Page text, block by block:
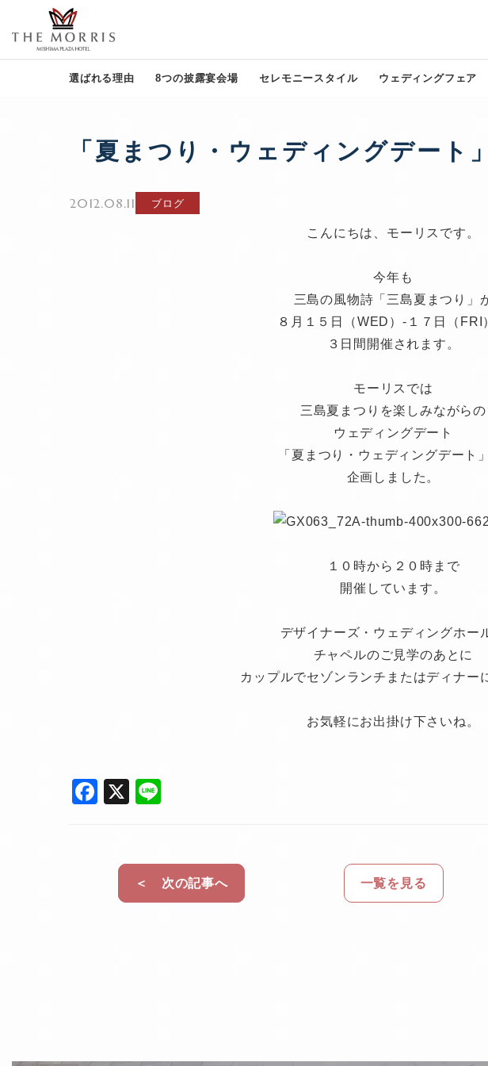
選ばれる理由 8つの披露宴会場 セレモニースタイル ウェディングフェア
「夏まつり・ウェディングデート
2012.08.11 ブログ
こんにちは、モーリスです。
今年も
三島の風物詩「三島夏まつり」
８月１５日（WED）-１７日（FRI
３日間開催されます。
モーリスでは
三島夏まつりを楽しみながらの
ウェディングデート
「夏まつり・ウェディングデート」
企画しました。
１０時から２０時まで
開催しています。
デザイナーズ・ウェディングホー
チャペルのご見学のあとに
カップルでセゾンランチまたはディナー
お気軽にお出掛け下さいね。
F
X
＜ 次の記事へ 一覧を見る